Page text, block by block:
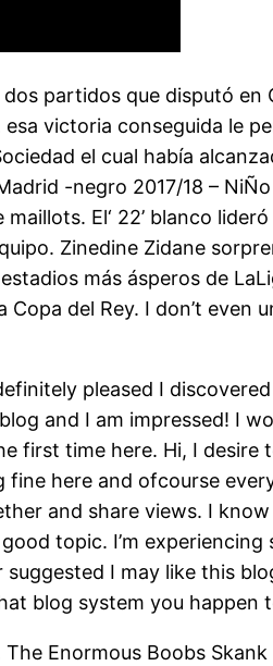
partidos que disputó en
victoria conseguida le
el cual había
-negro 2017/18 –
El‘ 22’ blanco
Zinedine Zidane
más ásperos de
del Rey. I don’t even
pleased I discovered
and I am impressed! I
first time here. Hi, I desire
here and ofcourse
and share views. I
topic. I’m
I may like this
blog system you happen
Enormous Boobs Skank